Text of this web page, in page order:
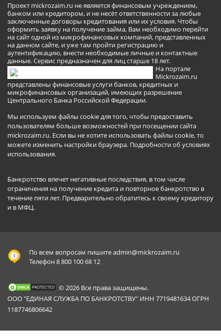
Проект mickrozaim.ru не является финансовым учреждением,
банком или кредитором, и не несёт ответственности за любые
заключенные договоры кредитования или их условия. Чтобы
оформить заявку на получение займа, Вам необходимо перейти
на сайт одной из микрофинансовых компаний, представленных
на данном сайте, и уже там пройти регистрацию и
аутентификацию, внести необходимые личные и контактные
данные. Сервис предназначен для лиц старше 18 лет.
На портале
Mickrozaim.ru
представлены финансовые услуги банков, кредитных и
микрофинансовых организаций, имеющих разрешение
Центрального Банка Российской Федерации.
Мы используем файлы cookie для того, чтобы предоставить
пользователям больше возможностей при посещении сайта
mickrozaim.ru. Если вы не хотите использовать файлы cookie, то
можете изменить настройки браузера. Подробности об условиях
использования.
Банкротство влечет негативные последствия, в том числе
ограничения на получение кредита и повторное банкротство в
течение пяти лет. Предварительно обратитесь к своему кредитору
и в МФЦ.
По всем вопросам пишитеadmin@mickrozaim.ru
Телефон 8 800 100 68 12
© 2026 Все права защищены.
ООО "ЕДИНАЯ СЛУЖБА ПО БАНКРОТСТВУ" ИНН 7719481634 ОГРН
1187746806642
Mickrozaim.ru использует файлы cookie для